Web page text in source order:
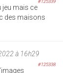
#125339
jeu mais ce
des maisons
à 16h29
#125338